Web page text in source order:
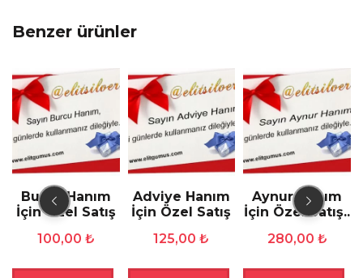
Benzer ürünler
Burcu Hanım
İçin Özel Satış
100,00 ₺
Adviye Hanım
İçin Özel Satış
125,00₺
Aynur Hanım
İçin Özel Satış..
280,00 ₺